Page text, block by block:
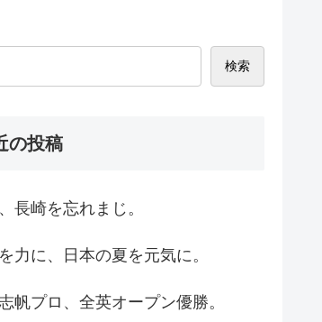
検索
の投稿
長崎を忘れまじ。
力に、日本の夏を元気に。
帆プロ、全英オープン優勝。